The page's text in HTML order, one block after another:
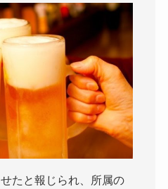
たと報じられ、所属の